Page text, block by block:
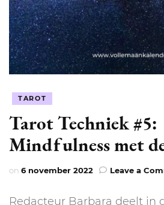
TAROT
Tarot Techniek #5:
Mindfulness met
on 6 november 2022 Leave a
Redacteur Barbara deelt in